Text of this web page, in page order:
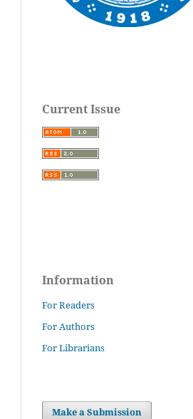
Current Issue
Information
For Readers
For Authors
For Librarians
Make a Submission